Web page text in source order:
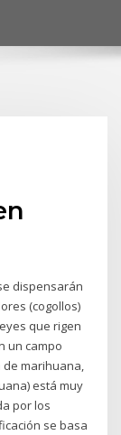
dispensarán
(cogollos)
que rigen
un campo
de marihuana,
está muy
por los
se basa